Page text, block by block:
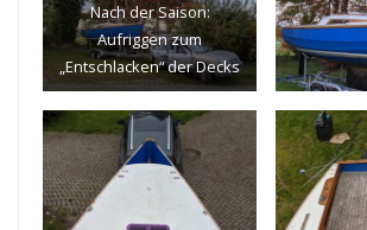
Nach der Saison:
Aufriggen zum
„Entschlacken“ der Decks